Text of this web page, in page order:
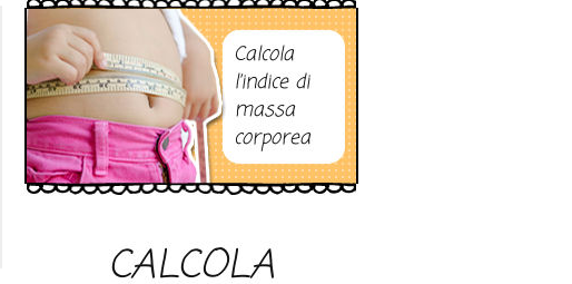
Calcola
l’indice di
massa
corporea
CALCOLA